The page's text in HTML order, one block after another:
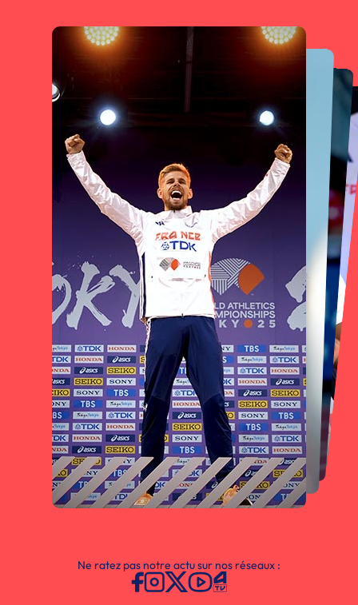
Ne ratez pas notre actu sur nos réseaux :